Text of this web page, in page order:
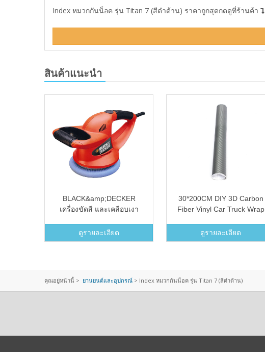
Index หมวกกันน็อค รุ่น Titan 7 (สีดำด้าน) ราคาถูกสุดกดดูที่ร้านค้า
สินค้าแนะนำ
BLACK&amp;DECKER
เครื่องขัดสี และเคลือบเงา
KP600&quot;
ดูรายละเอียด
30*200CM DIY 3D Carbon
Fiber Vinyl Car Truck Wrap
Roll (SILVER) - Intl
ดูรายละเอียด
คุณอยู่หน้านี้ > ยานยนต์และอุปกรณ์ > Index หมวกกันน็อค รุ่น Titan 7 (สีดำด้าน)